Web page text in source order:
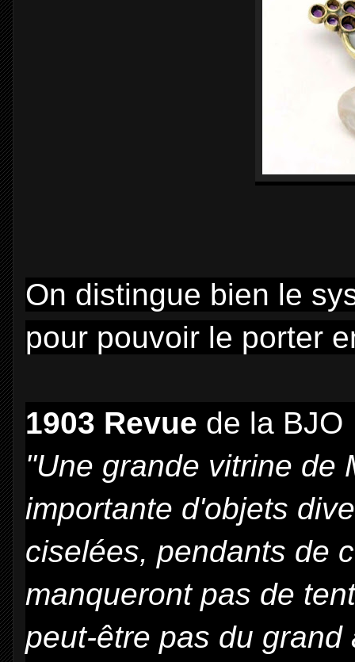
On distingue bien le
pour pouvoir le porter
1903 Revue de la BJO
"Une grande vitrine de
importante d'objets
ciselées, pendants de
manqueront pas de
peut-être pas du